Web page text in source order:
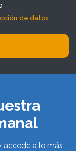
de datos
accede a lo más